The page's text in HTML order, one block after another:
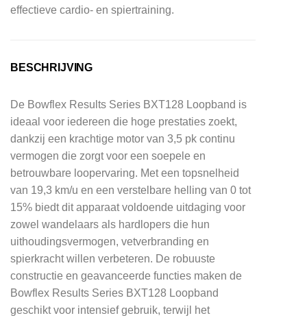
effectieve cardio- en spiertraining.
BESCHRIJVING
De Bowflex Results Series BXT128 Loopband is
ideaal voor iedereen die hoge prestaties zoekt,
dankzij een krachtige motor van 3,5 pk continu
vermogen die zorgt voor een soepele en
betrouwbare loopervaring. Met een topsnelheid
van 19,3 km/u en een verstelbare helling van 0 tot
15% biedt dit apparaat voldoende uitdaging voor
zowel wandelaars als hardlopers die hun
uithoudingsvermogen, vetverbranding en
spierkracht willen verbeteren. De robuuste
constructie en geavanceerde functies maken de
Bowflex Results Series BXT128 Loopband
geschikt voor intensief gebruik, terwijl het